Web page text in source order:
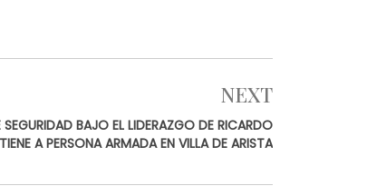
NEXT
SEGURIDAD BAJO EL LIDERAZGO DE RICARDO
A PERSONA ARMADA EN VILLA DE ARISTA